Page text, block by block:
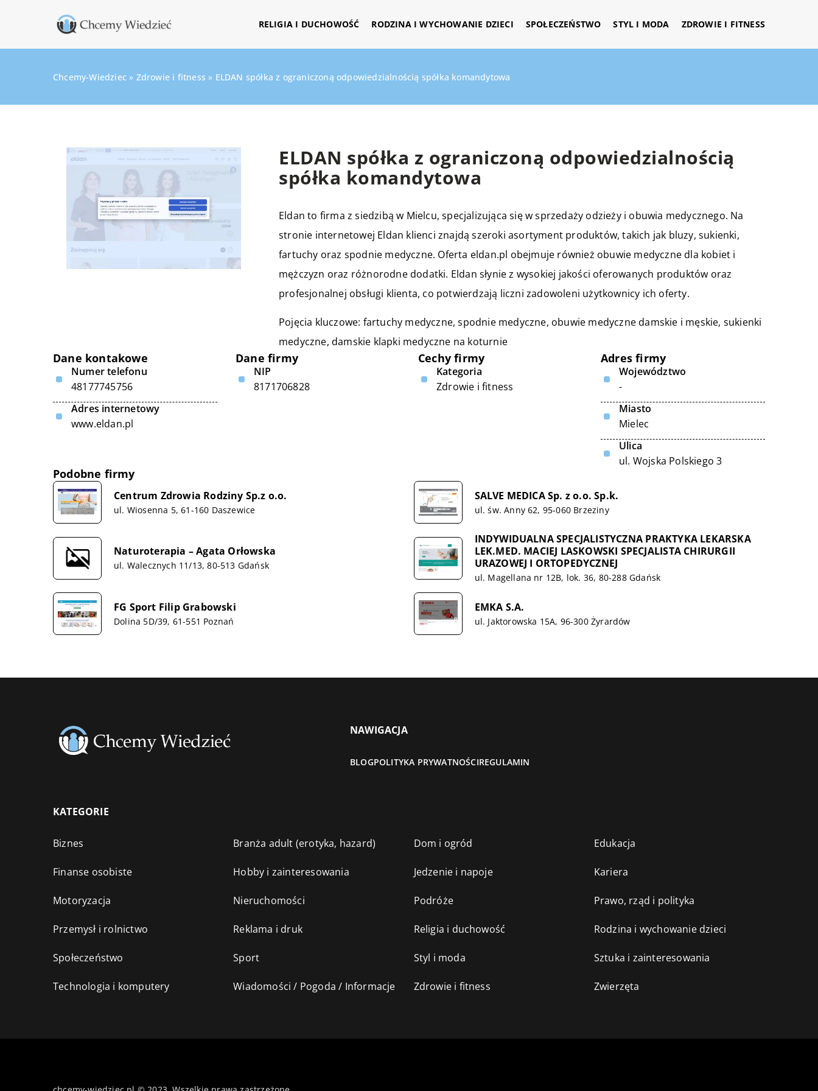
RELIGIA I DUCHOWOŚĆ RODZINA I WYCHOWANIE DZIECI SPOŁECZEŃSTWO STYL I MODA ZDROWIE I FITNESS
Chcemy-Wiedziec » Zdrowie i fitness » ELDAN spółka z ograniczoną odpowiedzialnością spółka komandytowa
ELDAN spółka z ograniczoną odpowiedzialnością
spółka komandytowa
Eldan to firma z siedzibą w Mielcu, specjalizująca się w sprzedaży odzieży i obuwia medycznego. Na
stronie internetowej Eldan klienci znajdą szeroki asortyment produktów, takich jak bluzy, sukienki,
fartuchy oraz spodnie medyczne. Oferta eldan.pl obejmuje również obuwie medyczne dla kobiet i
mężczyzn oraz różnorodne dodatki. Eldan słynie z wysokiej jakości oferowanych produktów oraz
profesjonalnej obsługi klienta, co potwierdzają liczni zadowoleni użytkownicy ich oferty.
Pojęcia kluczowe: fartuchy medyczne, spodnie medyczne, obuwie medyczne damskie i męskie, sukienki
medyczne, damskie klapki medyczne na koturnie
Dane kontakowe
Numer telefonu
48177745756
Adres internetowy
www.eldan.pl
Dane firmy
NIP
8171706828
Cechy firmy
Kategoria
Zdrowie i fitness
Adres firmy
Województwo
-
Miasto
Mielec
Ulica
ul. Wojska Polskiego 3
Podobne firmy
Centrum Zdrowia Rodziny Sp.z o.o.
ul. Wiosenna 5, 61-160 Daszewice
SALVE MEDICA Sp. z o.o. Sp.k.
ul. św. Anny 62, 95-060 Brzeziny
Naturoterapia – Agata Orłowska
ul. Walecznych 11/13, 80-513 Gdańsk
INDYWIDUALNA SPECJALISTYCZNA PRAKTYKA LEKARSKA
LEK.MED. MACIEJ LASKOWSKI SPECJALISTA CHIRURGII
URAZOWEJ I ORTOPEDYCZNEJ
ul. Magellana nr 12B, lok. 36, 80-288 Gdańsk
FG Sport Filip Grabowski
Dolina 5D/39, 61-551 Poznań
EMKA S.A.
ul. Jaktorowska 15A, 96-300 Żyrardów
NAWIGACJA
BLOGPOLITYKA PRYWATNOŚCIREGULAMIN
KATEGORIE
Biznes Branża adult (erotyka, hazard) Dom i ogród Edukacja
Finanse osobiste Hobby i zainteresowania Jedzenie i napoje Kariera
Motoryzacja Nieruchomości Podróże Prawo, rząd i polityka
Przemysł i rolnictwo Reklama i druk Religia i duchowość Rodzina i wychowanie dzieci
Społeczeństwo Sport Styl i moda Sztuka i zainteresowania
Technologia i komputery Wiadomości / Pogoda / Informacje Zdrowie i fitness Zwierzęta